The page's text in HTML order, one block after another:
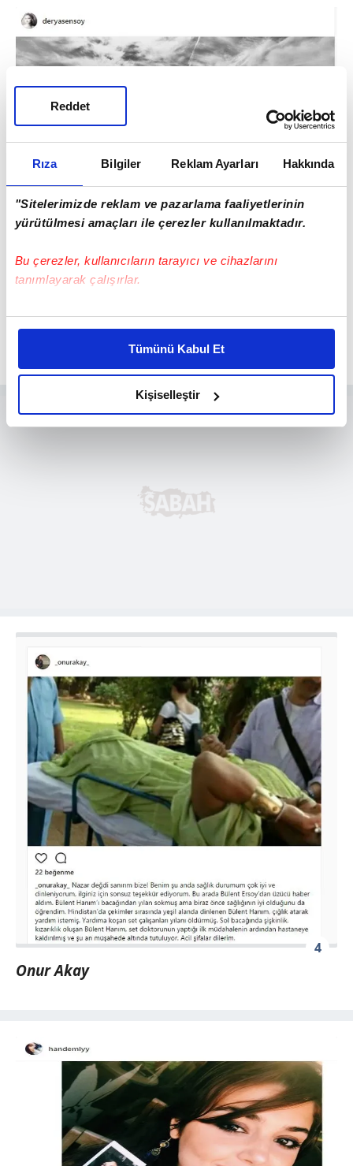
Rıza Bilgiler Reklam Ayarları Hakkında
"Sitelerimizde reklam ve pazarlama faaliyetlerinin
yürütülmesi amaçları ile çerezler kullanılmaktadır.
Bu çerezler, kullanıcıların tarayıcı ve cihazlarını
tanımlayarak çalışırlar.
Bu çerezlere izin vermeniz halinde sizlere özel
daha iyi reklam deneyimi yaşatabiliriz. Bunu yaparken
amacımızın size daha iyi bir reklam deneyimi sunmak
olduğunu ve sizlere en iyi içerikleri sunabilmek adına
elimizden gelen çabayı gösterdiğimizi ve bu noktada,
reklamların maliyetlerimizi karşılamak noktasında tek gelir
Her halükârda, kullanıcılar, bu çerezlere izin vermedikleri
takdirde, kullanıcılara hedefli reklamlar
toplumu hizmetlerinin sunulması amacıyla
kullanılmaktadır. Diğer çerezler, sitemizin daha işlevsel
kılınması ve kişiselleştirilmesi ve sizlere yönelik
reklam/pazarlama faaliyetlerinin yapılması, amaçlarıyla
sınırlı olarak açık rızanız dahilinde kullanılacaktır.
Çerezlere ilişkin tercihlerinizi aşağıda yer alan panel
vasıtasıyla belirleyebilirsiniz. Çerezlere ilişkin detaylı bilgi
için Ayarlar butonuna tıklayabilir,
Çerez Bilgilendirme
Metnimiziziyaret edebilirsiniz.
6698 sayılı Kişisel Verilerin Korunması Kanunu uyarınca
hazırlanmış Aydınlatma Metnimizi okumak ve sitemizde
ilgili mevzuata uygun olarak kullanılan çerezlerle ilgili bilgi
almak için lütfentıklayınız.
Tümünü Kabul Et
Kişiselleştir
Reddet
3
4
Onur Akay